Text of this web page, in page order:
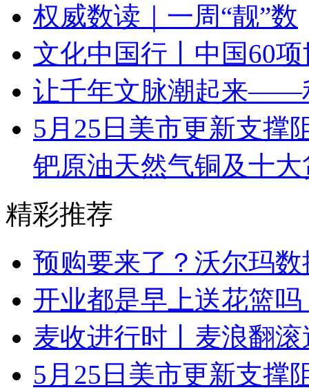
权威数读｜一周“靓”数
文化中国行丨中国60
让千年文脉潮起来——
5月25日美市更新支撑
钯原油天然气铜及十
精彩推荐
预购要来了？沃尔玛
开业都是早上送花篮吗
麦收进行时丨麦浪翻
5月25日美市更新支撑